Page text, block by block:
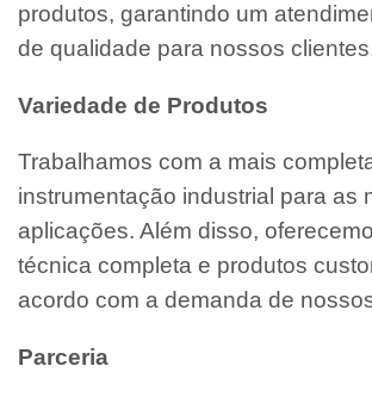
produtos, garantindo um
de qualidade para nossos
Variedade de Produtos
Trabalhamos com a mais
instrumentação industrial para as
aplicações. Além disso,
técnica completa e produtos
acordo com a demanda de
Parceria